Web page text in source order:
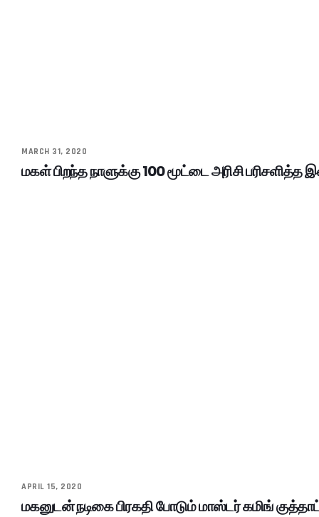
MARCH 31, 2020
மகள் பிறந்த நாளுக்கு 100 மூட்டை அரிசி
APRIL 15, 2020
மகனுடன் நடிகை பிரகதி போடும் மாஸ்டர் கமிங்